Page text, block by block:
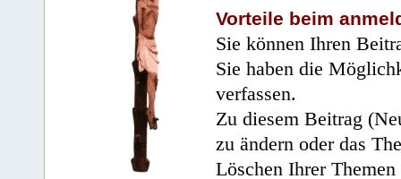
Vorteile beim
Sie können Ihren
Sie haben die
verfassen.
Zu diesem Beitrag
zu ändern oder das
Löschen Ihrer